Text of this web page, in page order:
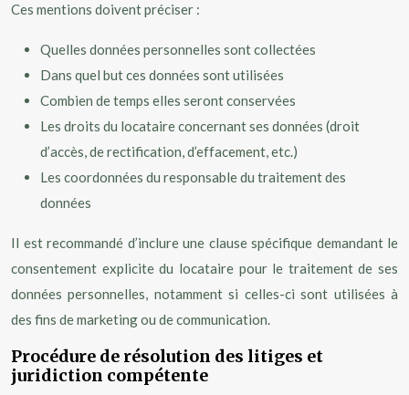
Ces mentions doivent préciser :
Quelles données personnelles sont collectées
Dans quel but ces données sont utilisées
Combien de temps elles seront conservées
Les droits du locataire concernant ses données (droit
d’accès, de rectification, d’effacement, etc.)
Les coordonnées du responsable du traitement des
données
Il est recommandé d’inclure une clause spécifique demandant le
consentement explicite du locataire pour le traitement de ses
données personnelles, notamment si celles-ci sont utilisées à
des fins de marketing ou de communication.
Procédure de résolution des litiges et
juridiction compétente